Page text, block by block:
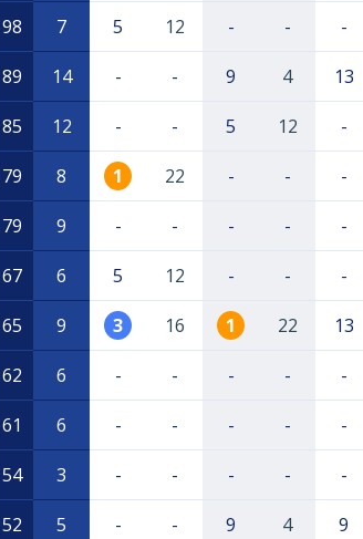
98 7 5 12 - - -
89 14 - - 9 4 13
85 12 - - 5 12 -
79 8 1 22 - - -
79 9 - - - - -
67 6 5 12 - - -
65 9 3 16 1 22 13
62 6 - - - - -
61 6 - - - - -
54 3 - - - - -
52 5 - - 9 4 9